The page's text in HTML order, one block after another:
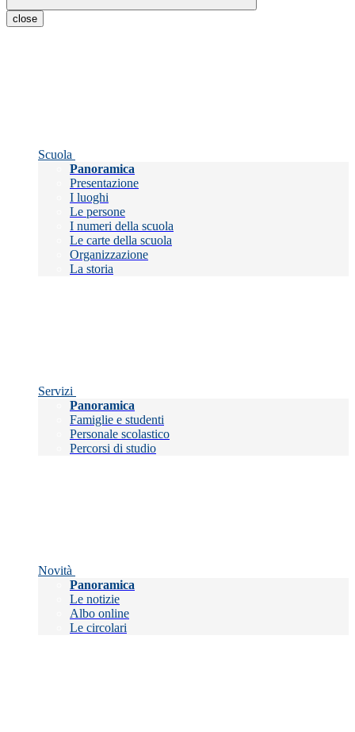
close
Scuola
Panoramica
Presentazione
I luoghi
Le persone
I numeri della scuola
Le carte della scuola
Organizzazione
La storia
Servizi
Panoramica
Famiglie e studenti
Personale scolastico
Percorsi di studio
Novità
Panoramica
Le notizie
Albo online
Le circolari